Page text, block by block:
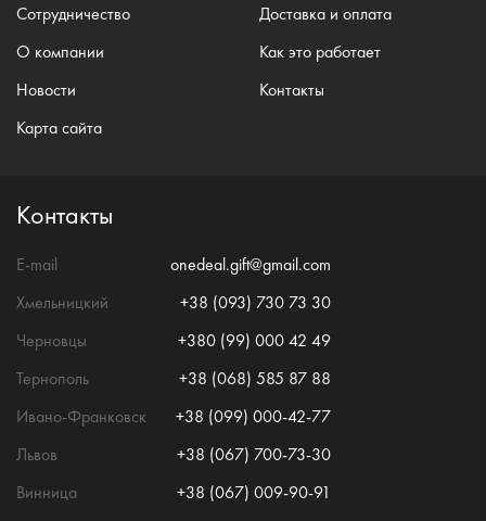
Сотрудничество
О компании
Новости
Карта сайта
Доставка и оплата
Как это работает
Контакты
Контакты
E-mail
onedeal.gift@gmail.com
Хмельницкий
+38 (093) 730 73 30
Черновцы
+380 (99) 000 42 49
Тернополь
+38 (068) 585 87 88
Ивано-Франковск
+38 (099) 000-42-77
Львов
+38 (067) 700-73-30
Винница
+38 (067) 009-90-91